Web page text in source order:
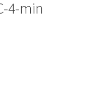
4-min